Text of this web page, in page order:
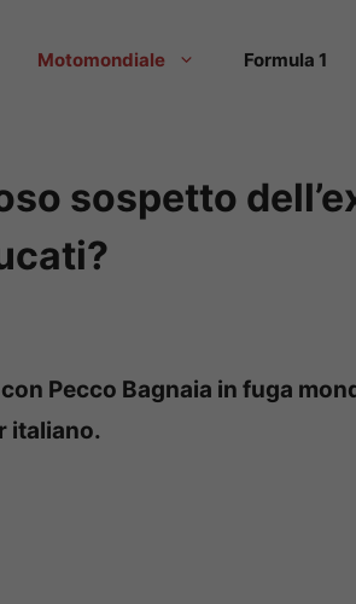
Motomondiale Formula 1
sospetto
Pecco Bagnaia in fuga
italiano.